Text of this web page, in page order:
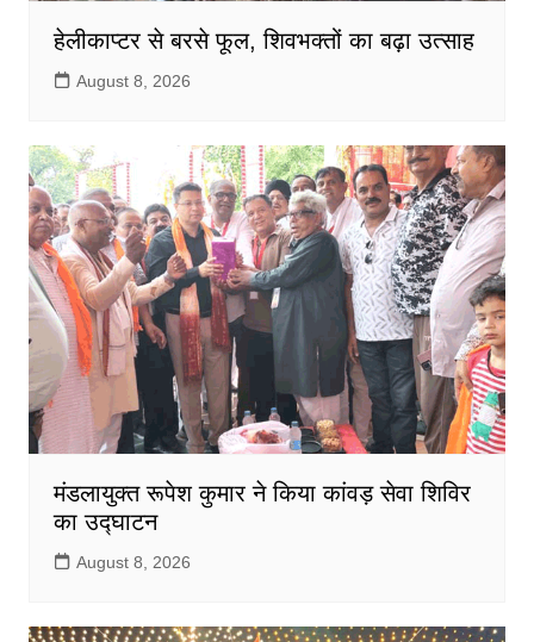
हेलीकाप्टर से बरसे फूल, शिवभक्तों का बढ़ा उत्साह
August 8, 2026
मंडलायुक्त रूपेश कुमार ने किया कांवड़ सेवा शिविर
का उद्घाटन
August 8, 2026